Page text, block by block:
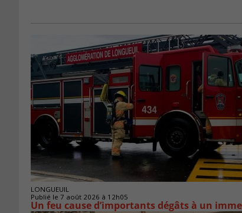
LONGUEUIL
Publié le 7 août 2026 à 12h05
Un feu cause d’importants dégâts à un